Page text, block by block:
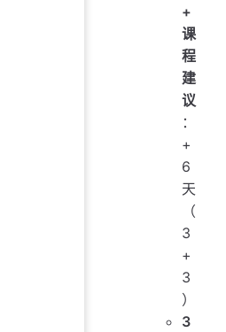
+
课
程
建
议
：
+
6
天
（
3
+
3
）
3